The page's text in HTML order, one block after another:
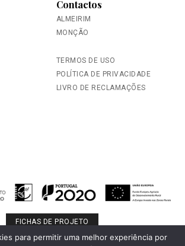
Contactos
ALMEIRIM
MONÇÃO
TERMOS DE USO
POLÍTICA DE PRIVACIDADE
LIVRO DE RECLAMAÇÕES
FICHAS DE PROJETO
para permitir uma melhor experiência por